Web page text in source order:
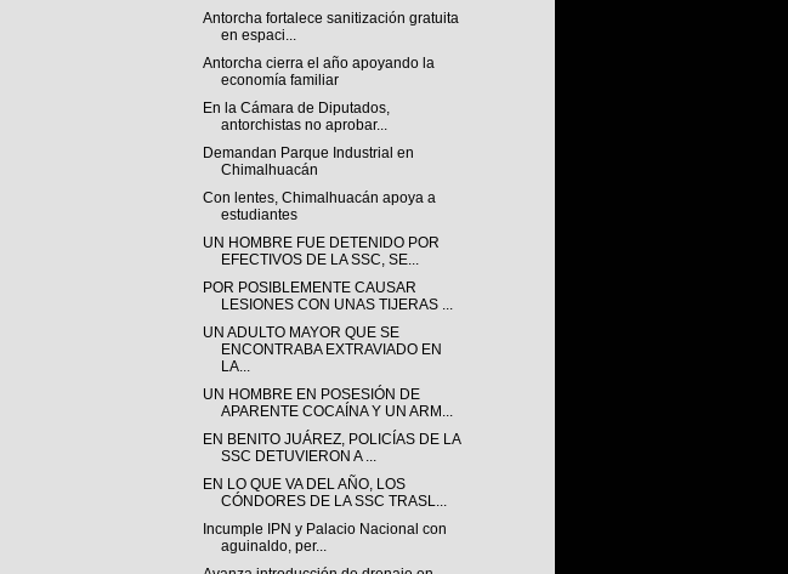
Antorcha fortalece sanitización gratuita
en espaci...
Antorcha cierra el año apoyando la
economía familiar
En la Cámara de Diputados,
antorchistas no aprobar...
Demandan Parque Industrial en
Chimalhuacán
Con lentes, Chimalhuacán apoya a
estudiantes
UN HOMBRE FUE DETENIDO POR
EFECTIVOS DE LA SSC, SE...
POR POSIBLEMENTE CAUSAR
LESIONES CON UNAS TIJERAS ...
UN ADULTO MAYOR QUE SE
ENCONTRABA EXTRAVIADO EN
LA...
UN HOMBRE EN POSESIÓN DE
APARENTE COCAÍNA Y UN ARM...
EN BENITO JUÁREZ, POLICÍAS DE LA
SSC DETUVIERON A ...
EN LO QUE VA DEL AÑO, LOS
CÓNDORES DE LA SSC TRASL...
Incumple IPN y Palacio Nacional con
aguinaldo, per...